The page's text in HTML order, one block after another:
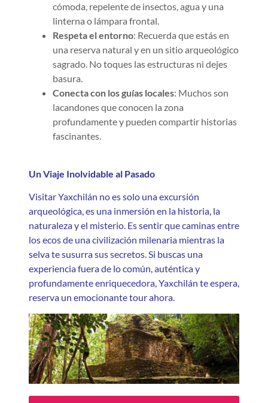
cómoda, repelente de insectos, agua y una
linterna o lámpara frontal.
Respeta el entorno: Recuerda que estás en
una reserva natural y en un sitio arqueológico
sagrado. No toques las estructuras ni dejes
basura.
Conecta con los guías locales: Muchos son
lacandones que conocen la zona
profundamente y pueden compartir historias
fascinantes.
Un Viaje Inolvidable al Pasado
Visitar Yaxchilán no es solo una excursión
arqueológica, es una inmersión en la historia, la
naturaleza y el misterio. Es sentir que caminas entre
los ecos de una civilización milenaria mientras la
selva te susurra sus secretos. Si buscas una
experiencia fuera de lo común, auténtica y
profundamente enriquecedora, Yaxchilán te espera,
reserva un emocionante tour ahora.